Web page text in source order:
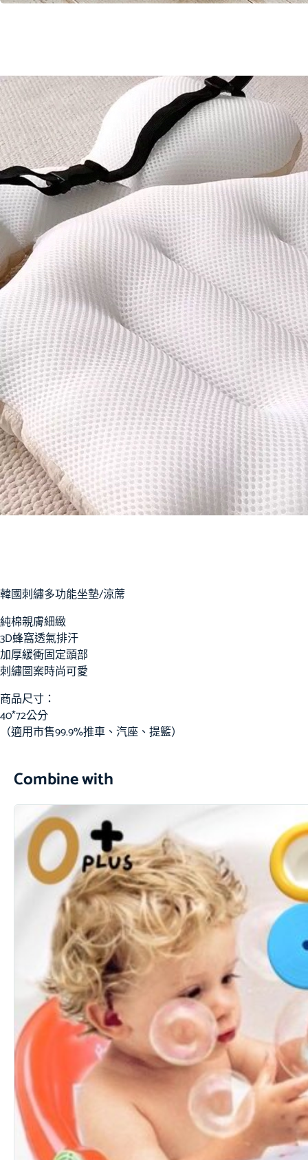
韓國刺繡多功能坐墊/涼蓆
純棉親膚細緻
3D蜂窩透氣排汗
加厚緩衝固定頭部
刺繡圖案時尚可愛
商品尺寸：
40*72公分
（適用市售99.9%推車、汽座、提籃）
Combine with